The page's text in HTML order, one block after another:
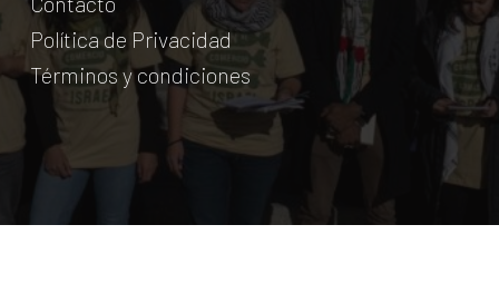
Política de Privacidad
Términos y condiciones